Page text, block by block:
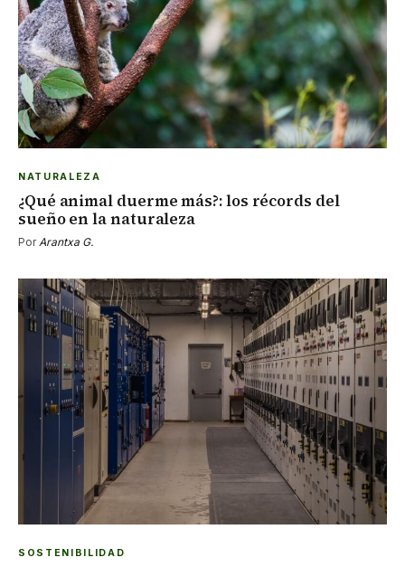
NATURALEZA
¿Qué animal duerme más?: los récords del
sueño en la naturaleza
PorArantxa G.
SOSTENIBILIDAD